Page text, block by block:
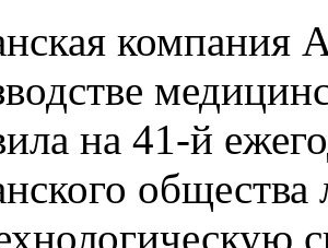
компания
на 41-й